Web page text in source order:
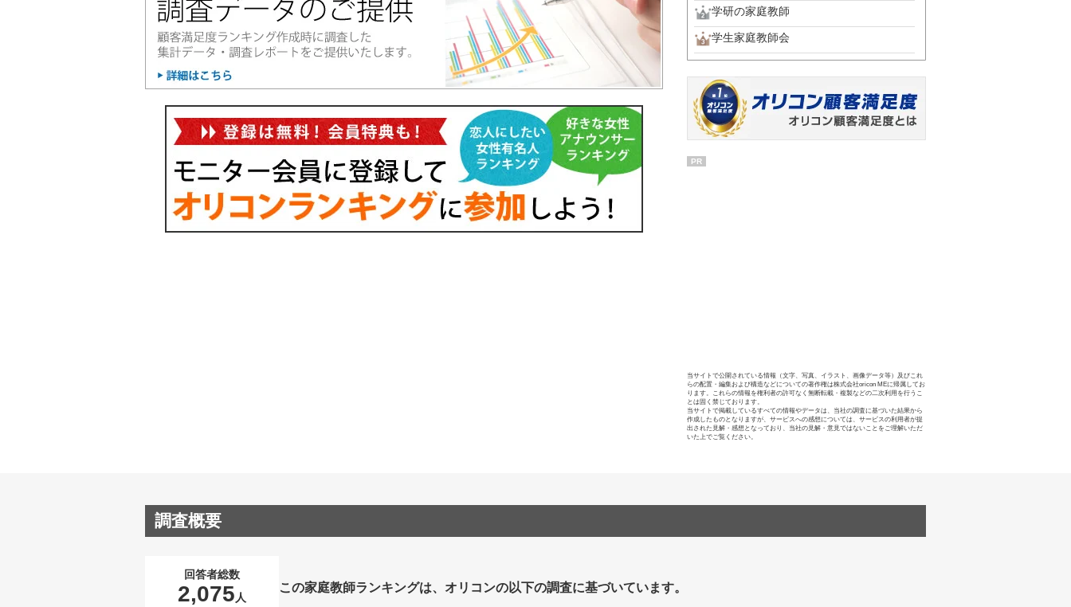
学研の家庭教師
学生家庭教師会
PR
当サイトで公開されている情報（文字、写真、イラスト、画像データ等）及びこれ
らの配置・編集および構造などについての著作権は株式会社oricon MEに帰属してお
ります。これらの情報を権利者の許可なく無断転載・複製などの二次利用を行うこ
とは固く禁じております。
当サイトで掲載しているすべての情報やデータは、当社の調査に基づいた結果から
作成したものとなりますが、サービスへの感想については、サービスの利用者が提
出された見解・感想となっており、当社の見解・意見ではないことをご理解いただ
いた上でご覧ください。
調査概要
回答者総数
2,075 人
この家庭教師ランキングは、オリコンの以下の調査に基づいています。